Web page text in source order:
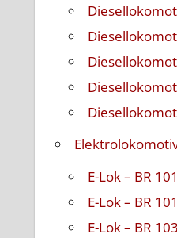
E-Lok – BR 101
E-Lok – BR
E-Lok – BR 103